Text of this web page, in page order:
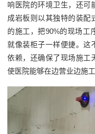
响医院的环境卫生，还可
成岩板则以其独特的装配
的施工，把90%的现场工
就像装柜子一样便捷。这
依赖，还确保了现场施工
使医院能够在边营业边施